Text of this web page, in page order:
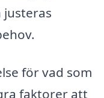
för vad som
faktorer att